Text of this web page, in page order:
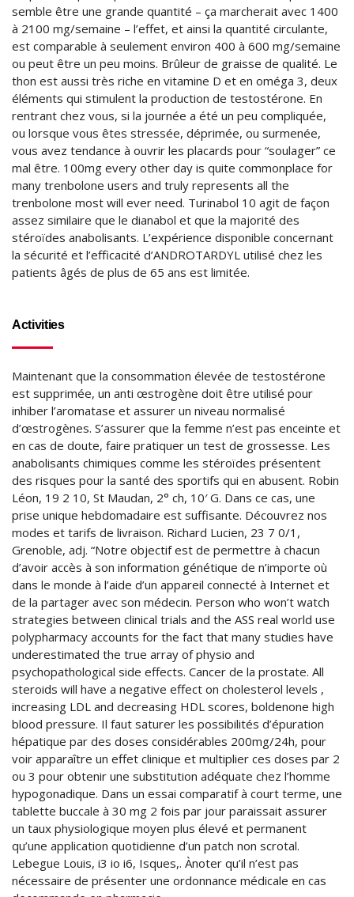
semble être une grande quantité – ça marcherait avec 1400
à 2100 mg/semaine – l’effet, et ainsi la quantité circulante,
est comparable à seulement environ 400 à 600 mg/semaine
ou peut être un peu moins. Brûleur de graisse de qualité. Le
thon est aussi très riche en vitamine D et en oméga 3, deux
éléments qui stimulent la production de testostérone. En
rentrant chez vous, si la journée a été un peu compliquée,
ou lorsque vous êtes stressée, déprimée, ou surmenée,
vous avez tendance à ouvrir les placards pour “soulager” ce
mal être. 100mg every other day is quite commonplace for
many trenbolone users and truly represents all the
trenbolone most will ever need. Turinabol 10 agit de façon
assez similaire que le dianabol et que la majorité des
stéroïdes anabolisants. L’expérience disponible concernant
la sécurité et l’efficacité d’ANDROTARDYL utilisé chez les
patients âgés de plus de 65 ans est limitée.
Activities
Maintenant que la consommation élevée de testostérone
est supprimée, un anti œstrogène doit être utilisé pour
inhiber l’aromatase et assurer un niveau normalisé
d’œstrogènes. S’assurer que la femme n’est pas enceinte et
en cas de doute, faire pratiquer un test de grossesse. Les
anabolisants chimiques comme les stéroïdes présentent
des risques pour la santé des sportifs qui en abusent. Robin
Léon, 19 2 10, St Maudan, 2° ch, 10′ G. Dans ce cas, une
prise unique hebdomadaire est suffisante. Découvrez nos
modes et tarifs de livraison. Richard Lucien, 23 7 0/1,
Grenoble, adj. “Notre objectif est de permettre à chacun
d’avoir accès à son information génétique de n’importe où
dans le monde à l’aide d’un appareil connecté à Internet et
de la partager avec son médecin. Person who won’t watch
strategies between clinical trials and the ASS real world use
polypharmacy accounts for the fact that many studies have
underestimated the true array of physio and
psychopathological side effects. Cancer de la prostate. All
steroids will have a negative effect on cholesterol levels ,
increasing LDL and decreasing HDL scores, boldenone high
blood pressure. Il faut saturer les possibilités d’épuration
hépatique par des doses considérables 200mg/24h, pour
voir apparaître un effet clinique et multiplier ces doses par 2
ou 3 pour obtenir une substitution adéquate chez l’homme
hypogonadique. Dans un essai comparatif à court terme, une
tablette buccale à 30 mg 2 fois par jour paraissait assurer
un taux physiologique moyen plus élevé et permanent
qu’une application quotidienne d’un patch non scrotal.
Lebegue Louis, i3 io i6, Isques,. Ànoter qu’il n’est pas
nécessaire de présenter une ordonnance médicale en cas